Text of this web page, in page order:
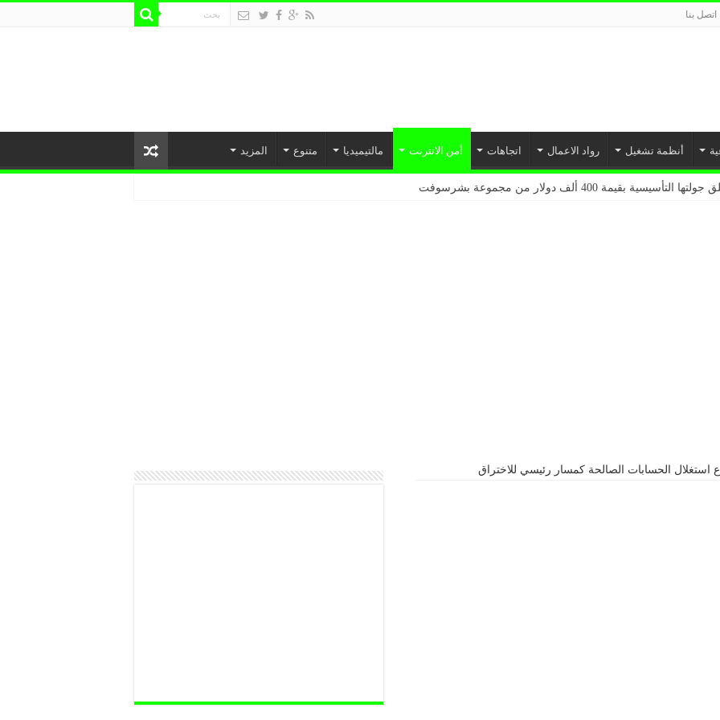
اتصل بنا
أنظمة تشغيل رواد الاعمال اتجاهات أمن الانترنت مالتيميديا متنوع المزيد
أمازون ويب سيرفيسز لتوسيع نطاق خدمات إنترنت الأشياء
الحسابات الصالحة كمسار رئيسي للاختراق